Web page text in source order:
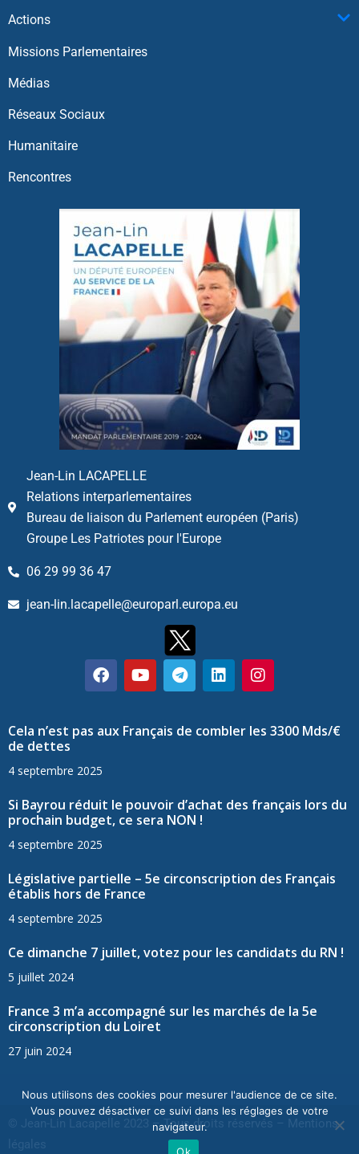
Actions
Missions Parlementaires
Médias
Réseaux Sociaux
Humanitaire
Rencontres
Jean-Lin LACAPELLE
Relations interparlementaires
Bureau de liaison du Parlement européen (Paris)
Groupe Les Patriotes pour l'Europe
06 29 99 36 47
jean-lin.lacapelle@europarl.europa.eu
Cela n’est pas aux Français de combler les 3300 Mds/€
de dettes
4 septembre 2025
Si Bayrou réduit le pouvoir d’achat des français lors du
prochain budget, ce sera NON !
4 septembre 2025
Législative partielle – 5e circonscription des Français
établis hors de France
4 septembre 2025
Ce dimanche 7 juillet, votez pour les candidats du RN !
5 juillet 2024
France 3 m’a accompagné sur les marchés de la 5e
circonscription du Loiret
27 juin 2024
© Jean-Lin Lacapelle 2023 – Tous droits réservés – Mentions
légales
Nous utilisons des cookies pour mesurer l'audience de ce site.
Vous pouvez désactiver ce suivi dans les réglages de votre
navigateur.
Ok